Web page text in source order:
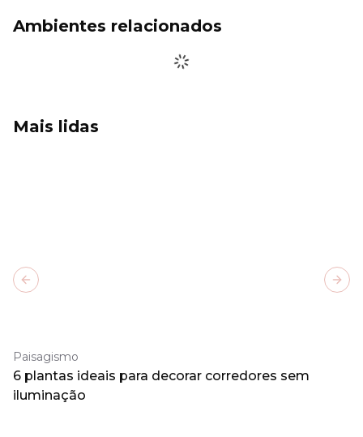
Ambientes relacionados
Mais lidas
Paisagismo
6 plantas ideais para decorar corredores sem
iluminação
Previous slide